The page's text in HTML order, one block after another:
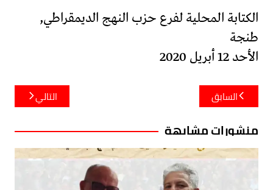
الكتابة المحلية لفرع حزب النهج الديمقراطي,
طنجة
الأحد 12 أبريل 2020
تصفّح
المقالات
السابق التالي
منشورات مشابهة